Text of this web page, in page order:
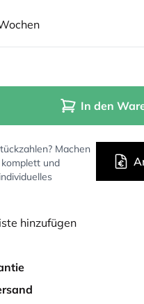
In den
Machen
und
hinzufügen